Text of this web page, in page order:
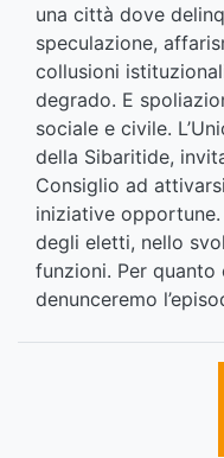
una città dove
speculazione,
collusioni
degrado. E
sociale e civile.
della Sibaritide,
Consiglio ad
iniziative
degli eletti, nello
funzioni. Per
denunceremo